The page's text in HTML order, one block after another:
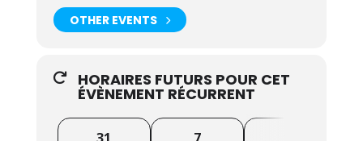
OTHER EVENTS
HORAIRES FUTURS POUR CET
ÉVÈNEMENT RÉCURRENT
31 7